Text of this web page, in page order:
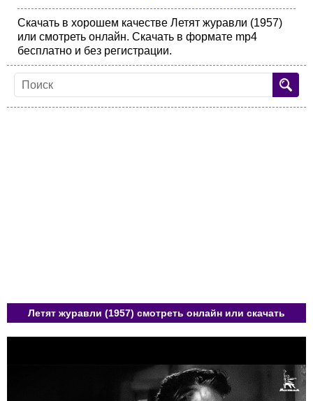
Скачать в хорошем качестве Летят журавли (1957)
или смотреть онлайн. Скачать в формате mp4
бесплатно и без регистрации.
Летят журавли (1957) смотреть онлайн или скачать